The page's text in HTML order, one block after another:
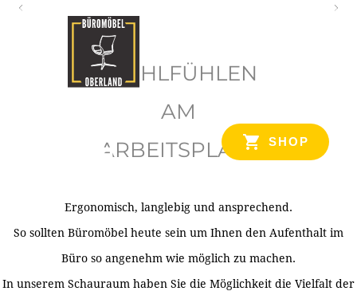
SHOP
WOHLFÜHLEN
AM
ARBEITSPLATZ
Ergonomisch, langlebig und ansprechend.
So sollten Büromöbel heute sein um Ihnen den Aufenthalt im
Büro so angenehm wie möglich zu machen.
In unserem Schauraum haben Sie die Möglichkeit die Vielfalt der